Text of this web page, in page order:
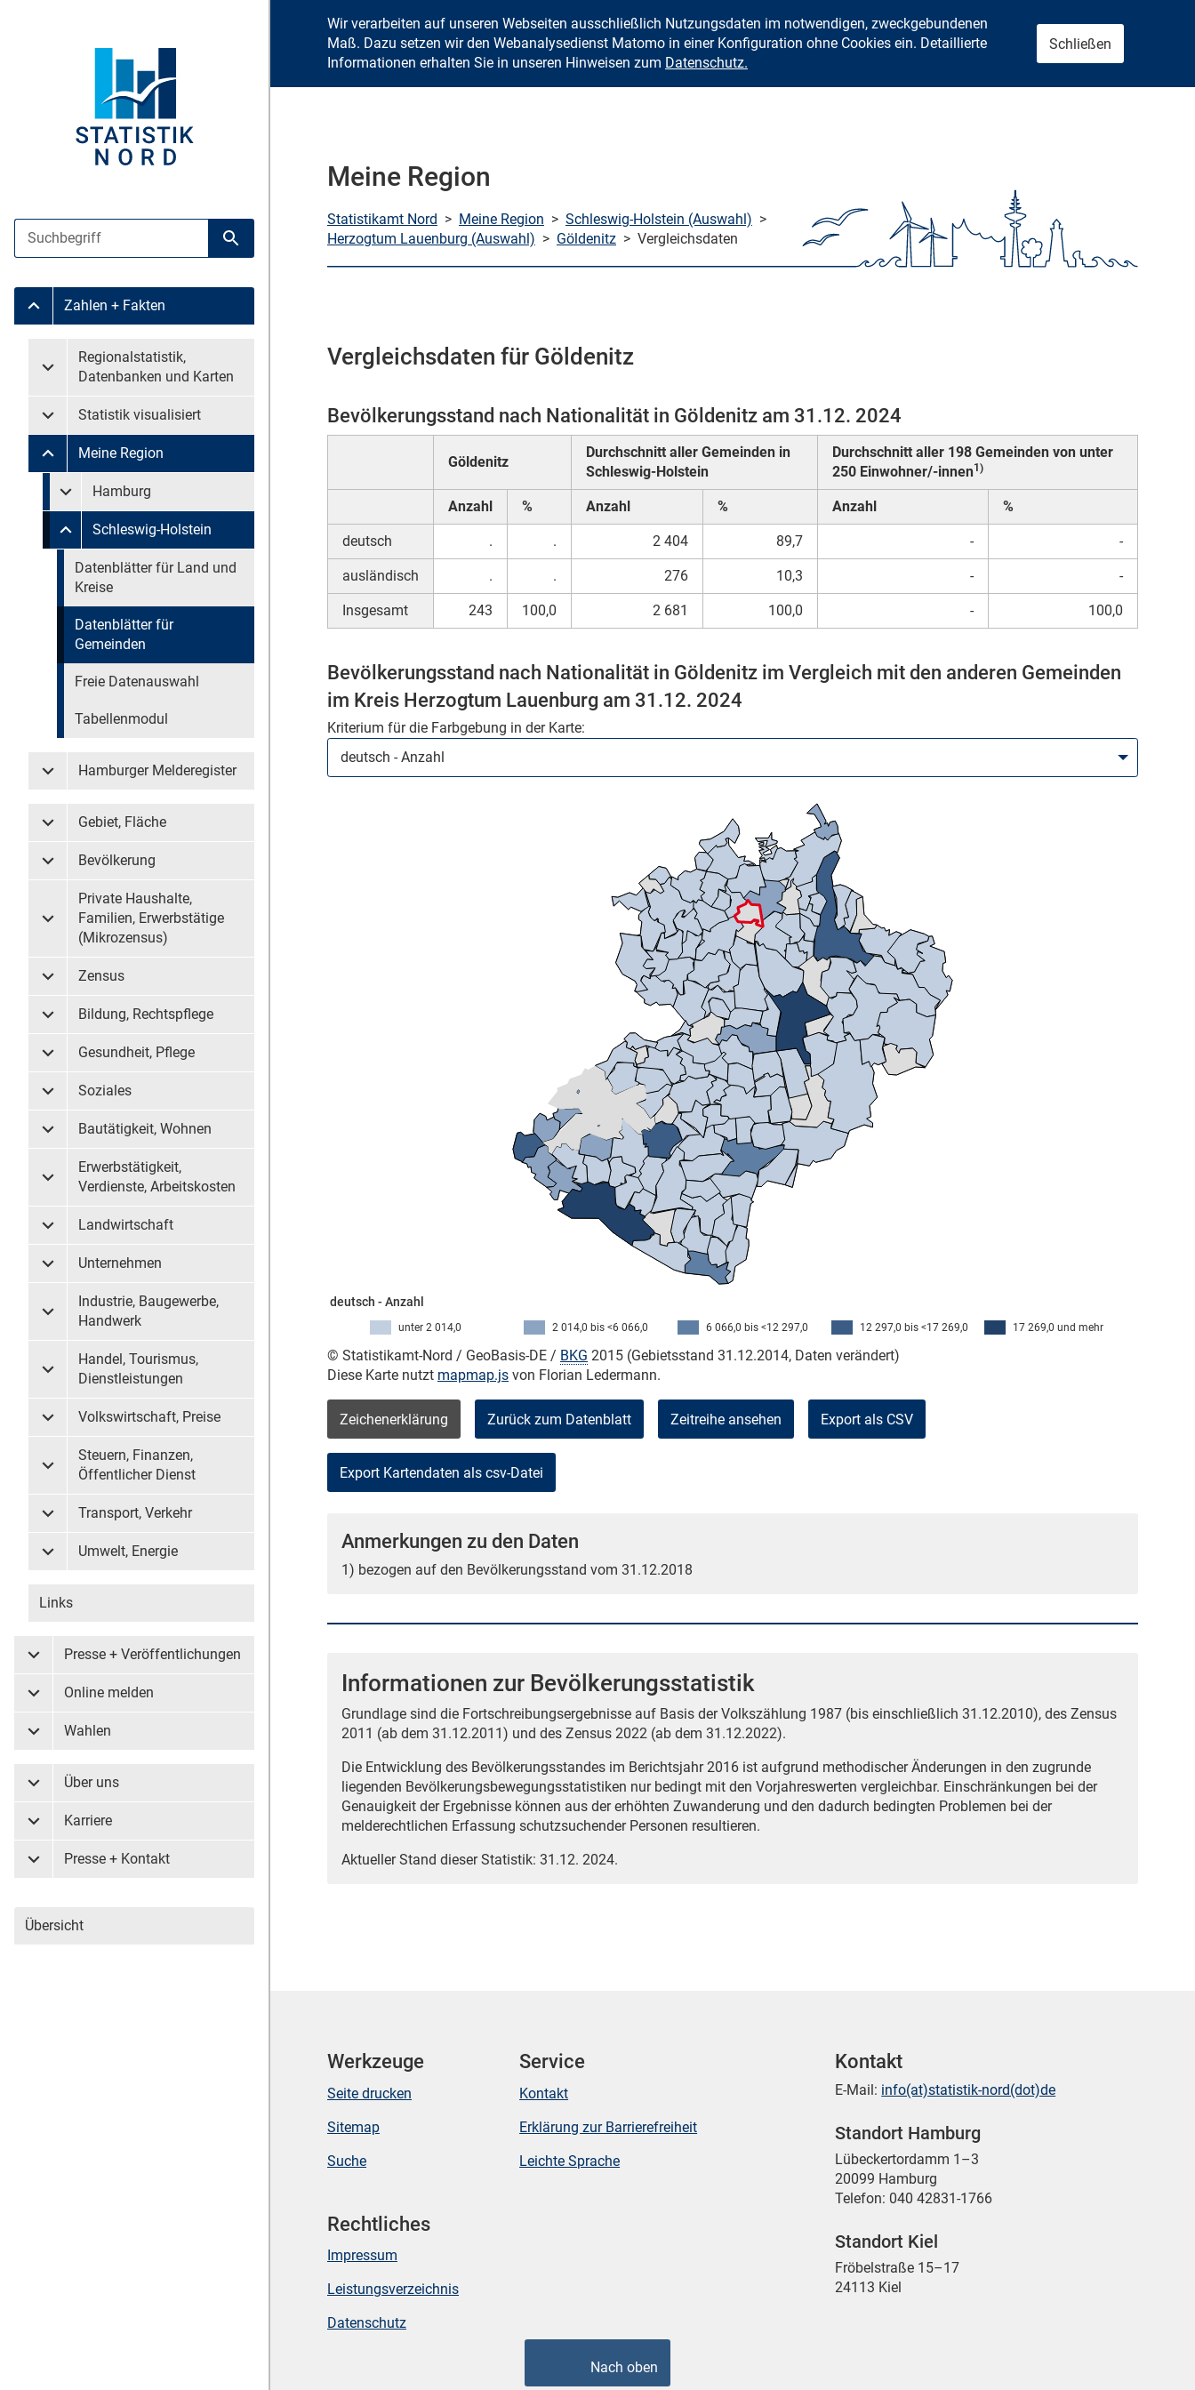
Zum Inhalt springen
Suche
Suche starten
Untermenü Zahlen + Fakten
Zahlen + Fakten
Untermenü überspringen
Untermenü Regionalstatistik, Datenbanken und Karten
Regionalstatistik,
Datenbanken und Karten
Untermenü Statistik visualisiert
Statistik visualisiert
Untermenü Meine Region
Meine Region
Untermenü überspringen
Untermenü Meine Region Hamburg
Hamburg
Untermenü Meine Region Schleswig-Holstein
Schleswig-Holstein
Untermenü überspringen
Datenblätter für Land und
Kreise
Datenblätter für
Gemeinden
Freie Datenauswahl
Tabellenmodul
Untermenü Hamburger Melderegister
Hamburger Melderegister
Untermenü Gebiet, Fläche
Gebiet, Fläche
Untermenü Bevölkerung
Bevölkerung
Untermenü Private Haushalte, Familien, Erwerbstätige (Mikrozensus)
Private Haushalte,
Familien, Erwerbstätige
(Mikrozensus)
Untermenü Zensus
Zensus
Untermenü Bildung, Rechtspflege
Bildung, Rechtspflege
Untermenü Gesundheit, Pflege
Gesundheit, Pflege
Untermenü Soziales
Soziales
Untermenü Bautätigkeit, Wohnen
Bautätigkeit, Wohnen
Untermenü Erwerbstätigkeit, Verdienste, Arbeitskosten
Erwerbstätigkeit,
Verdienste, Arbeitskosten
Untermenü Landwirtschaft
Landwirtschaft
Untermenü Unternehmen
Unternehmen
Untermenü Industrie, Baugewerbe, Handwerk
Industrie, Baugewerbe,
Handwerk
Untermenü Handel, Tourismus, Dienstleistungen
Handel, Tourismus,
Dienstleistungen
Untermenü Volkswirtschaft, Preise
Volkswirtschaft, Preise
Untermenü Steuern, Finanzen, Öffentlicher Dienst
Steuern, Finanzen,
Öffentlicher Dienst
Untermenü Transport, Verkehr
Transport, Verkehr
Untermenü Umwelt, Energie
Umwelt, Energie
Links
Untermenü Presse + Veröffentlichungen
Presse + Veröffentlichungen
Untermenü Online melden
Online melden
Untermenü Wahlen
Wahlen
Untermenü Über uns
Über uns
Untermenü Karriere
Karriere
Untermenü Presse + Kontakt
Presse + Kontakt
Übersicht
Wir verarbeiten auf unseren Webseiten ausschließlich Nutzungsdaten im notwendigen, zweckgebundenen
Maß. Dazu setzen wir den Webanalysedienst Matomo in einer Konfiguration ohne Cookies ein. Detaillierte
Informationen erhalten Sie in unseren Hinweisen zum Datenschutz.
Schließen
Meine Region
Statistikamt Nord > Meine Region > Schleswig-Holstein (Auswahl) >
Herzogtum Lauenburg (Auswahl) > Göldenitz > Vergleichsdaten
Vergleichsdaten für Göldenitz
Bevölkerungsstand nach Nationalität in Göldenitz am 31.12. 2024
Göldenitz
Durchschnitt aller Gemeinden in
Schleswig-Holstein
Durchschnitt aller 198 Gemeinden von unter
250 Einwohner/-innen1)
Anzahl % Anzahl % Anzahl %
deutsch . . 2 404 89,7 - -
ausländisch . . 276 10,3 - -
Insgesamt 243 100,0 2 681 100,0 - 100,0
Bevölkerungsstand nach Nationalität in Göldenitz im Vergleich mit den anderen Gemeinden
im Kreis Herzogtum Lauenburg am 31.12. 2024
Kriterium für die Farbgebung in der Karte:
deutsch - Anzahl
17 269,0 und mehr
12 297,0 bis <17 269,0
6 066,0 bis <12 297,0
2 014,0 bis <6 066,0
unter 2 014,0
© Statistikamt-Nord / GeoBasis-DE / BKG 2015 (Gebietsstand 31.12.2014, Daten verändert)
Diese Karte nutzt mapmap.js von Florian Ledermann.
Zeichenerklärung Zurück zum Datenblatt Zeitreihe ansehen Export als CSV
Anmerkungen zu den Daten
1) bezogen auf den Bevölkerungsstand vom 31.12.2018
Informationen zur Bevölkerungsstatistik
Grundlage sind die Fortschreibungsergebnisse auf Basis der Volkszählung 1987 (bis einschließlich 31.12.2010), des Zensus
2011 (ab dem 31.12.2011) und des Zensus 2022 (ab dem 31.12.2022).
Die Entwicklung des Bevölkerungsstandes im Berichtsjahr 2016 ist aufgrund methodischer Änderungen in den zugrunde
liegenden Bevölkerungsbewegungsstatistiken nur bedingt mit den Vorjahreswerten vergleichbar. Einschränkungen bei der
Genauigkeit der Ergebnisse können aus der erhöhten Zuwanderung und den dadurch bedingten Problemen bei der
melderechtlichen Erfassung schutzsuchender Personen resultieren.
Aktueller Stand dieser Statistik: 31.12. 2024.
Werkzeuge
Seite drucken
Sitemap
Suche
Service
Kontakt
Erklärung zur Barrierefreiheit
Leichte Sprache
Rechtliches
Impressum
Leistungsverzeichnis
Datenschutz
Kontakt
E-Mail: info(at)statistik-nord(dot)de
Standort Hamburg
Lübeckertordamm 1–3
20099 Hamburg
Telefon: 040 42831-1766
Standort Kiel
Fröbelstraße 15–17
24113 Kiel
Nach oben